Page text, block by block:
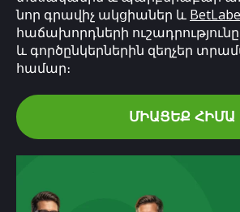
նոր գրավիչ ակցիաներ և
հաճախորդների
և գործընկերներին զեղչեր
համար։
ՄԻԱՑԵՔ ՀԻՄԱ